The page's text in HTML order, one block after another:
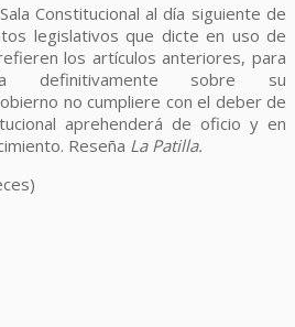
Constitucional al día siguiente de
legislativos que dicte en uso de
los artículos anteriores, para
definitivamente sobre su
no cumpliere con el deber de
aprehenderá de oficio y en
Reseña La Patilla.